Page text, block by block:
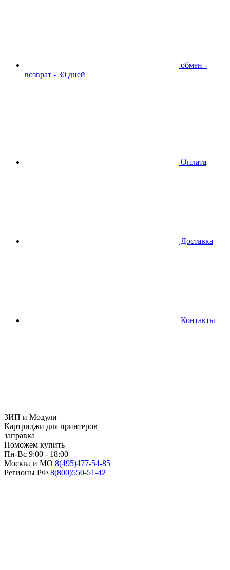
обмен -
возврат - 30 дней
Оплата
Доставка
Контакты
ЗИП и Модули
Картриджи для принтеров
заправка
Поможем купить
Пн-Вс 9:00 - 18:00
Москва и МО 8(495)477-54-85
Регионы РФ 8(800)550-51-42